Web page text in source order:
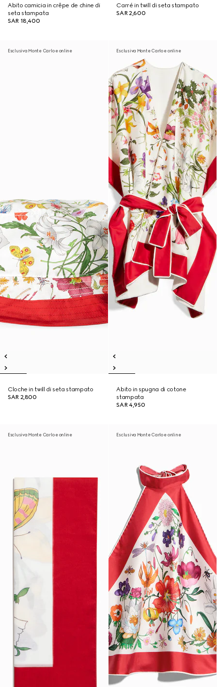
Abito camicia in crêpe de chine di
seta stampata
SAR 18,400
Carré in twill di seta stampato
SAR 2,600
Esclusiva Monte Carlo e online
Cloche in twill di seta stampato
SAR 2,800
Esclusiva Monte Carlo e online
Abito in spugna di cotone
stampata
SAR 4,950
Esclusiva Monte Carlo e online Esclusiva Monte Carlo e online